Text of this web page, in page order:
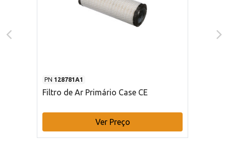
PN 128781A1
Filtro de Ar Primário Case CE
Ver Preço